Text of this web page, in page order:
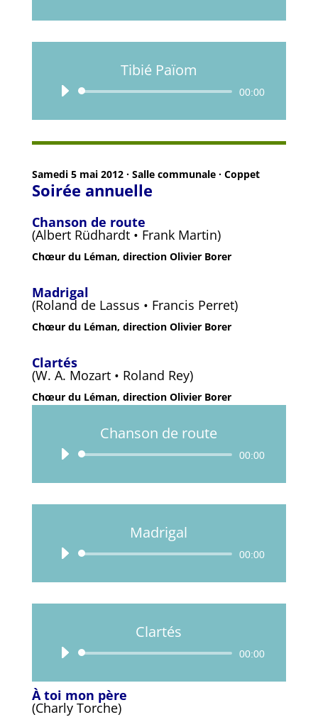
Tibié Païom
Lecteur
00:00
Samedi 5 mai 2012 · Salle communale · Coppet
Soirée annuelle
Chanson de route
(Albert Rüdhardt • Frank Martin)
Chœur du Léman, direction Olivier Borer
Madrigal
(Roland de Lassus • Francis Perret)
Chœur du Léman, direction Olivier Borer
Clartés
(W. A. Mozart • Roland Rey)
Chœur du Léman, direction Olivier Borer
Chanson de route
Lecteur
00:00
Madrigal
Lecteur
00:00
Clartés
Lecteur
00:00
À toi mon père
(Charly Torche)